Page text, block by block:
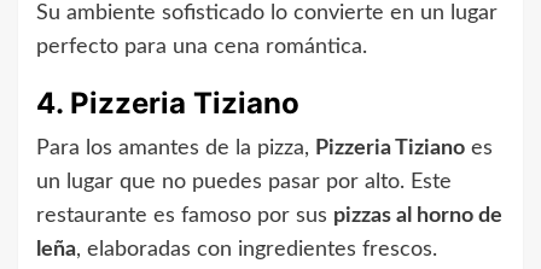
Su ambiente sofisticado lo convierte en un lugar
perfecto para una cena romántica.
4. Pizzeria Tiziano
Para los amantes de la pizza, Pizzeria Tiziano es
un lugar que no puedes pasar por alto. Este
restaurante es famoso por sus pizzas al horno de
leña, elaboradas con ingredientes frescos.